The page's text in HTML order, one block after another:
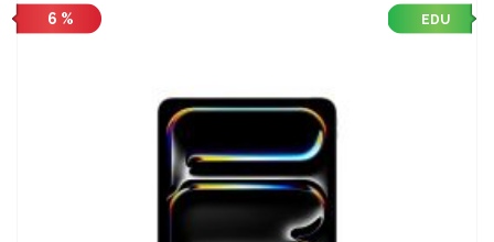
6 % EDU